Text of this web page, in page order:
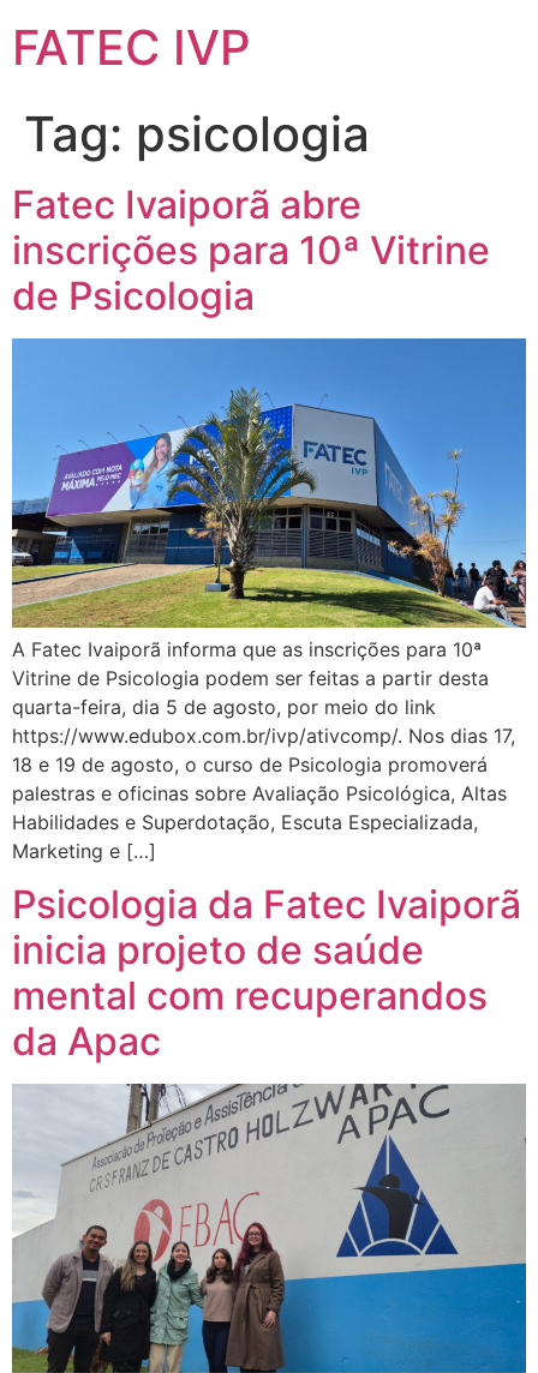
FATEC IVP
Tag: psicologia
Fatec Ivaiporã abre
inscrições para 10ª Vitrine
de Psicologia
A Fatec Ivaiporã informa que as inscrições para 10ª
Vitrine de Psicologia podem ser feitas a partir desta
quarta-feira, dia 5 de agosto, por meio do link
https://www.edubox.com.br/ivp/ativcomp/. Nos dias 17,
18 e 19 de agosto, o curso de Psicologia promoverá
palestras e oficinas sobre Avaliação Psicológica, Altas
Habilidades e Superdotação, Escuta Especializada,
Marketing e […]
Psicologia da Fatec Ivaiporã
inicia projeto de saúde
mental com recuperandos
da Apac